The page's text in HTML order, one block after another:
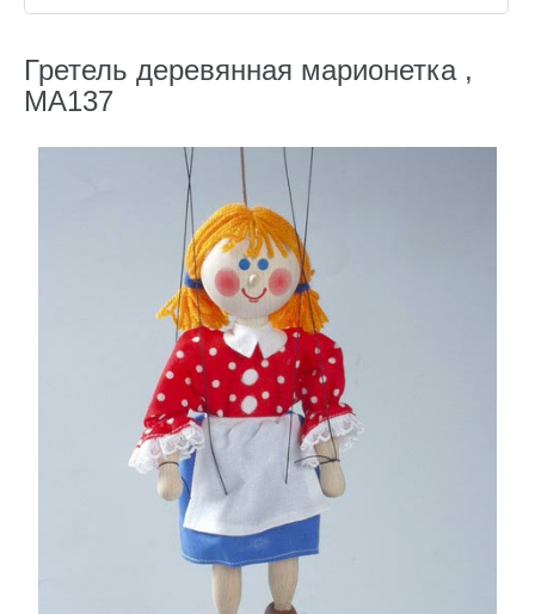
Гретель деревянная марионетка ,
MA137